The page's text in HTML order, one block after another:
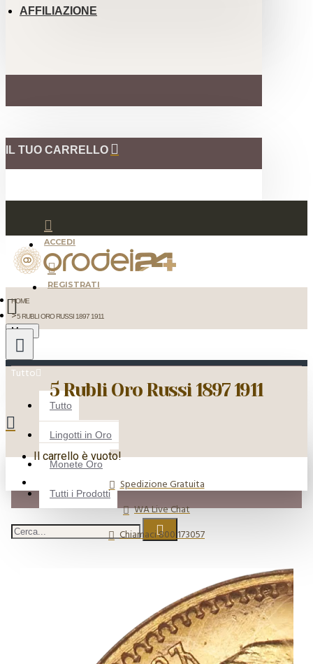
AFFILIAZIONE
IL TUO CARRELLO
ACCEDI
REGISTRATI
Menu
Tutto
Tutto
Lingotti in Oro
Monete Oro
Tutti i Prodotti
Il carrello è vuoto!
HOME
5 RUBLI ORO RUSSI 1897 1911
5 Rubli Oro Russi 1897 1911
Spedizione Gratuita
WA Live Chat
Chiamaci 800 173057